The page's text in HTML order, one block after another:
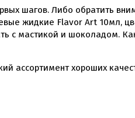
шагов. Либо обратить
жидкие Flavor Art 10мл,
с мастикой и шоколадом.
ассортимент хороших